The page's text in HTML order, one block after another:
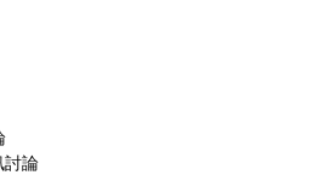
討論